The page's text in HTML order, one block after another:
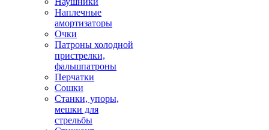
Наплечные
амортизаторы
Очки
Патроны холодной
пристрелки,
фальшпатроны
Перчатки
Сошки
Станки, упоры,
мешки для
стрельбы